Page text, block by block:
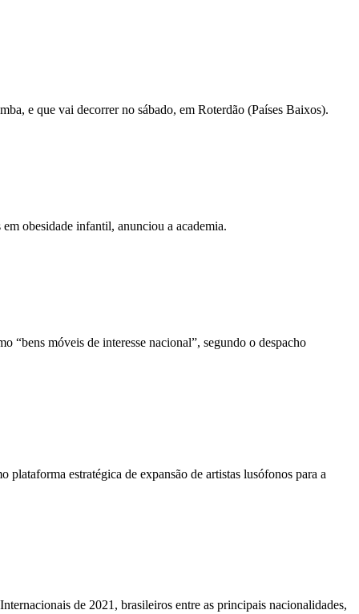
e que vai decorrer no sábado, em Roterdão (Países Baixos).
obesidade infantil, anunciou a academia.
móveis de interesse nacional”, segundo o despacho
estratégica de expansão de artistas lusófonos para a
de 2021, brasileiros entre as principais nacionalidades,